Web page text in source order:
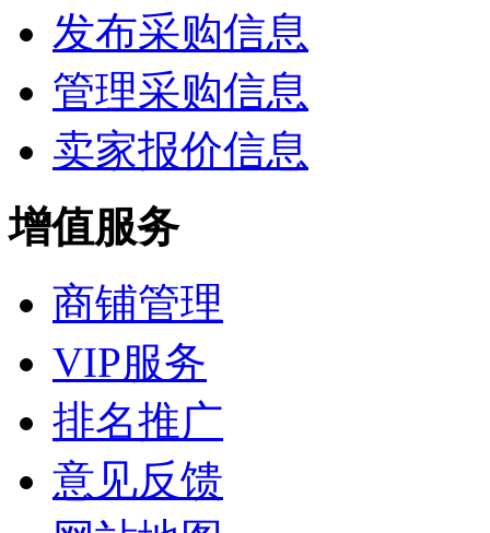
发布采购信息
管理采购信息
卖家报价信息
增值服务
商铺管理
VIP服务
排名推广
意见反馈